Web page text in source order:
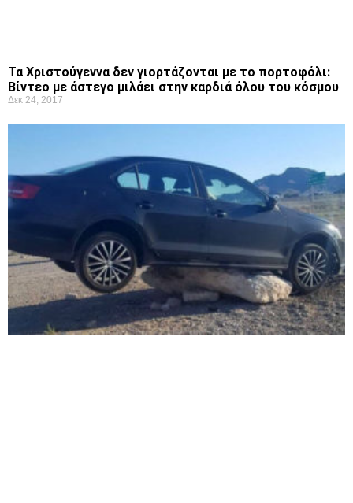
Τα Χριστούγεννα δεν γιορτάζονται με το πορτοφόλι:
Bίντεο με άστεγο μιλάει στην καρδιά όλου του κόσμου
Δεκ 24, 2017